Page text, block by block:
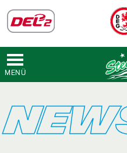
MENÜ